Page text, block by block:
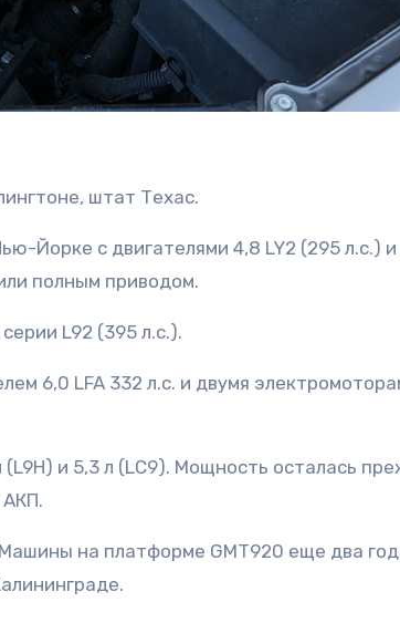
штат Техас.
Йорке с двигателями 4,8 LY2 (295 л.с.) и
полным приводом.
L92 (395 л.с.).
6,0 LFA 332 л.с. и двумя
и 5,3 л (LC9). Мощность осталась
АКП.
на платформе GMT920 еще два